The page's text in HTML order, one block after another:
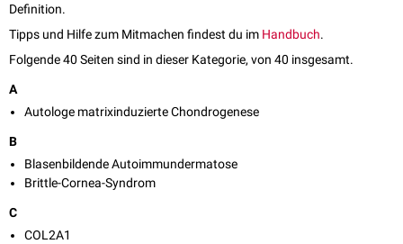
Definition.
Tipps und Hilfe zum Mitmachen findest du im Handbuch.
Folgende 40 Seiten sind in dieser Kategorie, von 40 insgesamt.
A
Autologe matrixinduzierte Chondrogenese
B
Blasenbildende Autoimmundermatose
Brittle-Cornea-Syndrom
C
COL2A1